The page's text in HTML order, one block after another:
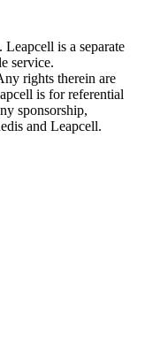
is a separate
service.
rights therein are
is for referential
sponsorship,
and Leapcell.